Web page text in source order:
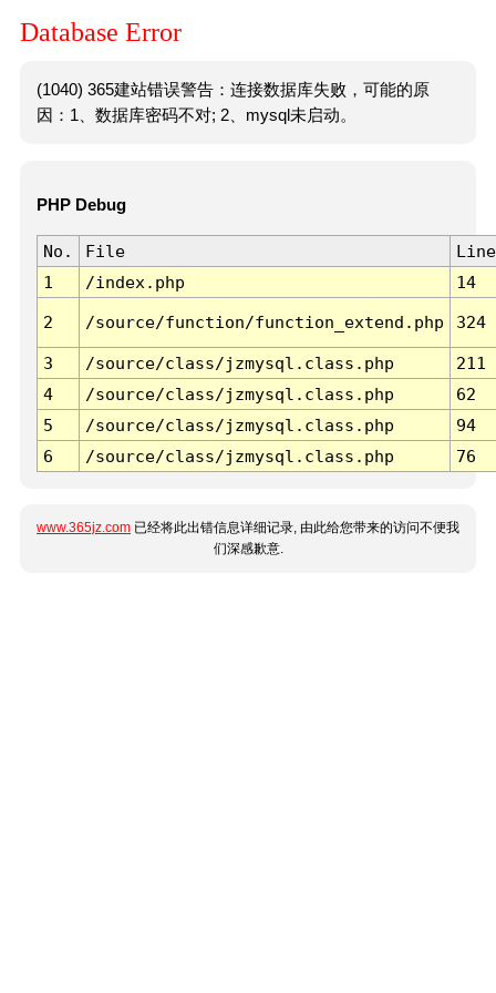
Database Error
(1040) 365建站错误警告：连接数据库失败，可能的原
因：1、数据库密码不对; 2、mysql未启动。
PHP Debug
No. File
Line
1
/index.php 14
2 /source/function/function_extend.php 324
3 /source/class/jzmysql.class.php
211
4
/source/class/jzmysql.class.php
62
5
/source/class/jzmysql.class.php
94
6
/source/class/jzmysql.class.php 76
www.365jz.com 已经将此出错信息详细记录, 由此给您带来的访问不便我
们深感歉意.